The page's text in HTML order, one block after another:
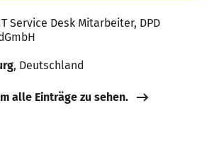
Service Desk Mitarbeiter, DPD
, Deutschland
alle Einträge zu sehen.